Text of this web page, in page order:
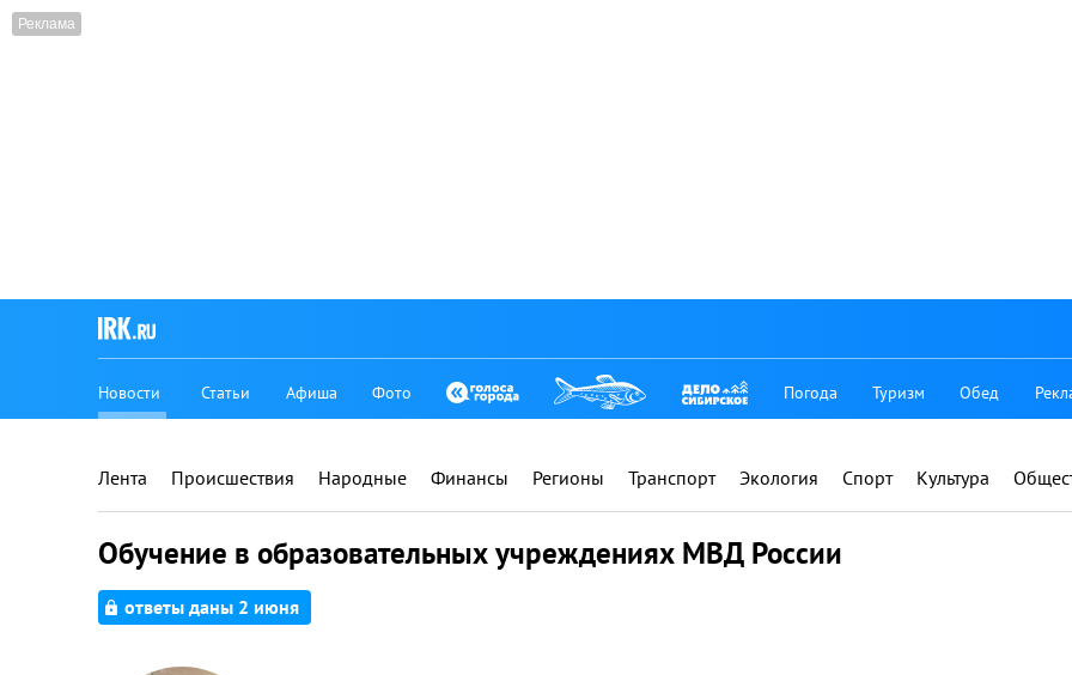
Новости Статьи Афиша Фото Погода Туризм Обед
Лента Происшествия Народные Финансы Регионы Транспорт Экология Спорт Культура
Обучение в образовательных учреждениях МВД России
ответы даны 2 июня